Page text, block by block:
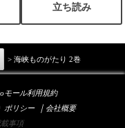
立ち読み
> 海峡ものがたり 2巻
モール利用規約
ポリシー ｜ 会社概要
事項